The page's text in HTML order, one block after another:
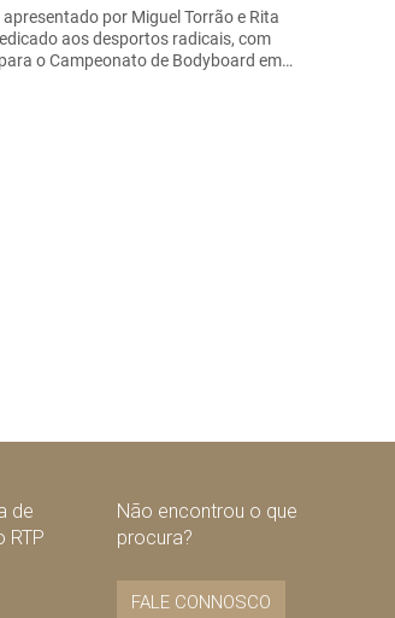
por Miguel Torrão e Rita
aos desportos radicais, com
o Campeonato de Bodyboard em…
de
RTP
Não encontrou o que
procura?
FALE CONNOSCO